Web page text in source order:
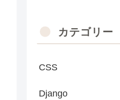
カテゴリー
CSS
Django